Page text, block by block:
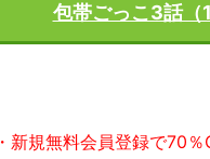
包帯ごっこ3話（
・新規無料会員登録で70